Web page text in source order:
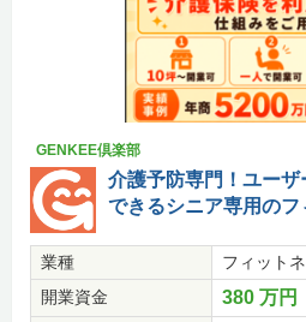
GENKEE倶楽部
介護予防専門！ユーザ
できるシニア専用のフ
業種
フィット
開業資金
380 万円